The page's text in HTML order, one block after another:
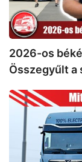
2026-os
Összegyűlt a
MAN
eTGX
menetpróba